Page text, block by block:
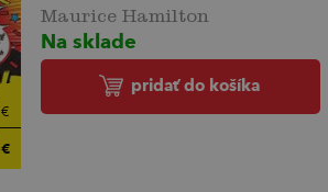
€
Maurice Hamilton
Na sklade
pridať do košíka